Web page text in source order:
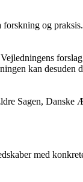
og
kan
Sagen,
med